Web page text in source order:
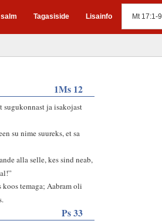
Tagasiside Lisainfo
1Ms 12
sugukonnast ja isakojast
su nime suureks, et sa
alla selle, kes sind neab,
koos temaga; Aabram oli
Ps 33